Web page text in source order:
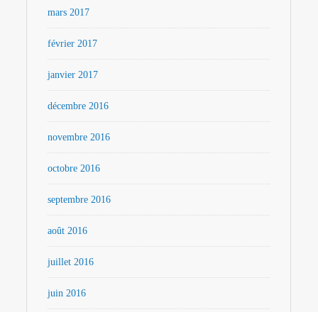
mars 2017
février 2017
janvier 2017
décembre 2016
novembre 2016
octobre 2016
septembre 2016
août 2016
juillet 2016
juin 2016